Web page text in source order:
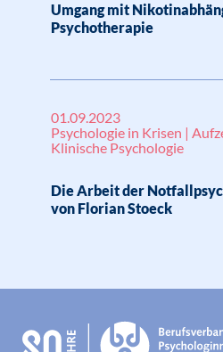
Umgang mit
Psychotherapie
01.09.2023
Psychologie in Krisen |
Klinische Psychologie
Die Arbeit der
von Florian Stoeck